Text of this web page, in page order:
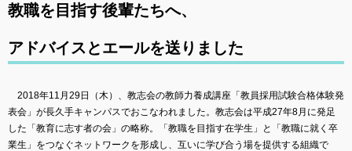
教職を目指す後輩たちへ、
アドバイスとエールを送りました
2018年11月29日（木）、教志会の教師力養成講座「教員採用試験合格体験発
表会」が長久手キャンパスでおこなわれました。教志会は平成27年8月に発足
した「教育に志す者の会」の略称。「教職を目指す在学生」と「教職に就く卒
業生」をつなぐネットワークを形成し、互いに学び合う場を提供する組織で